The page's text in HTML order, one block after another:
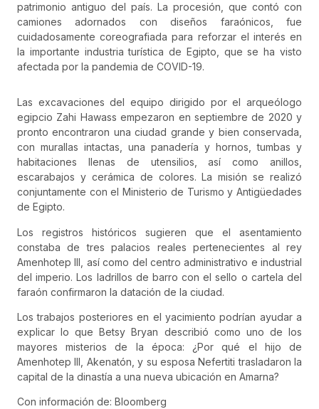
patrimonio antiguo del país. La procesión, que contó con
camiones adornados con diseños faraónicos, fue
cuidadosamente coreografiada para reforzar el interés en
la importante industria turística de Egipto, que se ha visto
afectada por la pandemia de COVID-19.
Las excavaciones del equipo dirigido por el arqueólogo
egipcio Zahi Hawass empezaron en septiembre de 2020 y
pronto encontraron una ciudad grande y bien conservada,
con murallas intactas, una panadería y hornos, tumbas y
habitaciones llenas de utensilios, así como anillos,
escarabajos y cerámica de colores. La misión se realizó
conjuntamente con el Ministerio de Turismo y Antigüedades
de Egipto.
Los registros históricos sugieren que el asentamiento
constaba de tres palacios reales pertenecientes al rey
Amenhotep III, así como del centro administrativo e industrial
del imperio. Los ladrillos de barro con el sello o cartela del
faraón confirmaron la datación de la ciudad.
Los trabajos posteriores en el yacimiento podrían ayudar a
explicar lo que Betsy Bryan describió como uno de los
mayores misterios de la época: ¿Por qué el hijo de
Amenhotep III, Akenatón, y su esposa Nefertiti trasladaron la
capital de la dinastía a una nueva ubicación en Amarna?
Con información de: Bloomberg